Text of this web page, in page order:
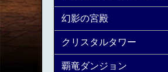
幻影の宮殿
クリスタルタワー
覇竜ダンジョン